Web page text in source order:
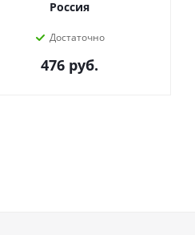
Россия
Достаточно
476руб.